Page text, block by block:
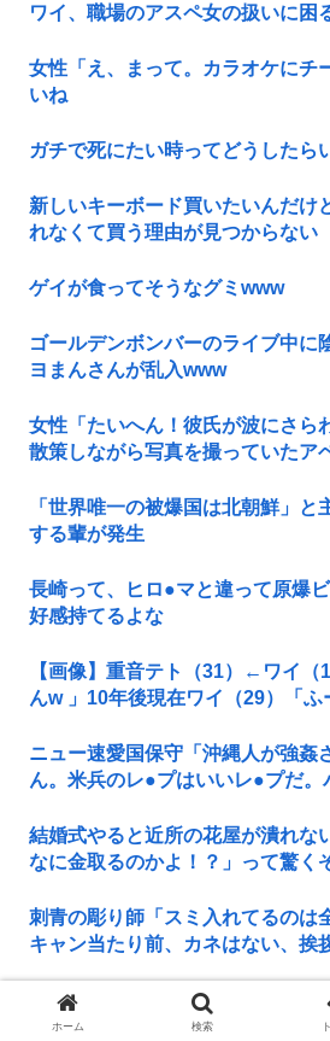
ワイ、職場のアスペ女の扱いに困
女性「え、まって。カラオケにチ
いね
ガチで死にたい時ってどうしたら
新しいキーボード買いたいんだけ
れなくて買う理由が見つからない
ゲイが食ってそうなグミwww
ゴールデンボンバーのライブ中に
ヨまんさんが乱入www
女性「たいへん！彼氏が波にさら
散策しながら写真を撮っていたア
「世界唯一の被爆国は北朝鮮」と
する輩が発生
長崎って、ヒロ●マと違って原爆
好感持てるよな
【画像】重音テト（31）←ワイ（
んw 」10年後現在ワイ（29）「ふ
ニュー速愛国保守「沖縄人が強姦
ん。米兵のレ●プはいいレ●プだ。
結婚式やると近所の花屋が潰れな
なに金取るのかよ！？」って驚く
刺青の彫り師「スミ入れてるのは
キャン当たり前、カネはない、挨
ワイ、今日だけで2回風俗へ
ホーム 検索